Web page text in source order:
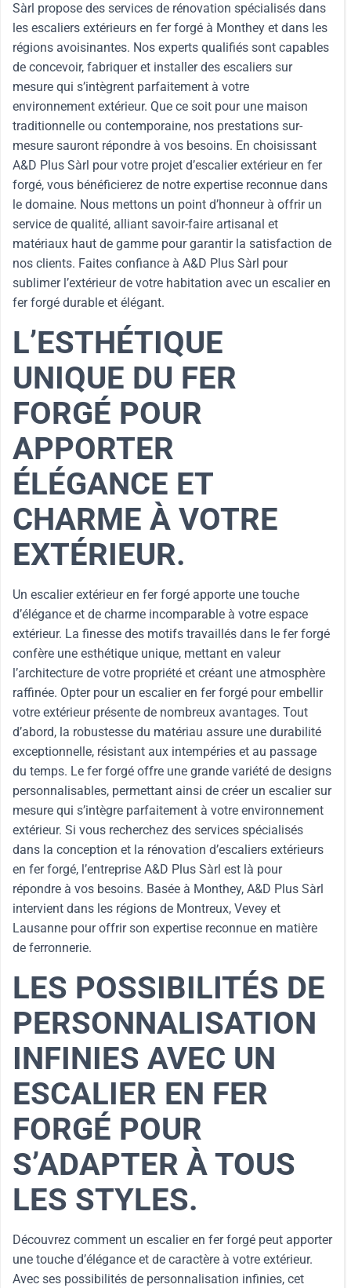
Sàrl propose des services de rénovation spécialisés dans
les escaliers extérieurs en fer forgé à Monthey et dans les
régions avoisinantes. Nos experts qualifiés sont capables
de concevoir, fabriquer et installer des escaliers sur
mesure qui s’intègrent parfaitement à votre
environnement extérieur. Que ce soit pour une maison
traditionnelle ou contemporaine, nos prestations sur-
mesure sauront répondre à vos besoins. En choisissant
A&D Plus Sàrl pour votre projet d’escalier extérieur en fer
forgé, vous bénéficierez de notre expertise reconnue dans
le domaine. Nous mettons un point d’honneur à offrir un
service de qualité, alliant savoir-faire artisanal et
matériaux haut de gamme pour garantir la satisfaction de
nos clients. Faites confiance à A&D Plus Sàrl pour
sublimer l’extérieur de votre habitation avec un escalier en
fer forgé durable et élégant.
L’ESTHÉTIQUE
UNIQUE DU FER
FORGÉ POUR
APPORTER
ÉLÉGANCE ET
CHARME À VOTRE
EXTÉRIEUR.
Un escalier extérieur en fer forgé apporte une touche
d’élégance et de charme incomparable à votre espace
extérieur. La finesse des motifs travaillés dans le fer forgé
confère une esthétique unique, mettant en valeur
l’architecture de votre propriété et créant une atmosphère
raffinée. Opter pour un escalier en fer forgé pour embellir
votre extérieur présente de nombreux avantages. Tout
d’abord, la robustesse du matériau assure une durabilité
exceptionnelle, résistant aux intempéries et au passage
du temps. Le fer forgé offre une grande variété de designs
personnalisables, permettant ainsi de créer un escalier sur
mesure qui s’intègre parfaitement à votre environnement
extérieur. Si vous recherchez des services spécialisés
dans la conception et la rénovation d’escaliers extérieurs
en fer forgé, l’entreprise A&D Plus Sàrl est là pour
répondre à vos besoins. Basée à Monthey, A&D Plus Sàrl
intervient dans les régions de Montreux, Vevey et
Lausanne pour offrir son expertise reconnue en matière
de ferronnerie.
LES POSSIBILITÉS DE
PERSONNALISATION
INFINIES AVEC UN
ESCALIER EN FER
FORGÉ POUR
S’ADAPTER À TOUS
LES STYLES.
Découvrez comment un escalier en fer forgé peut apporter
une touche d’élégance et de caractère à votre extérieur.
Avec ses possibilités de personnalisation infinies, cet